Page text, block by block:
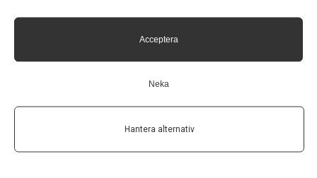
Acceptera
Neka
Hantera alternativ